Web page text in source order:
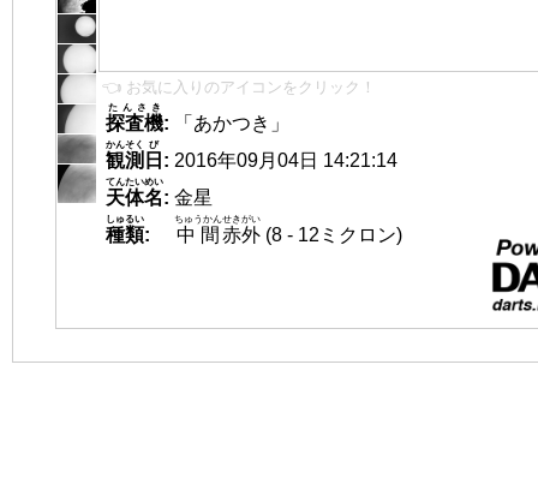
👈 お気に入りのアイコンをクリック！
探査機
たんさき
:
「あかつき」
観測
かんそく
日
び
: 2016年09月04日 14:21:14
天体名
てんたいめい
: 金星
種類
しゅるい
: 中間
ちゅうかん
赤外
せきがい
(8 - 12ミクロン)